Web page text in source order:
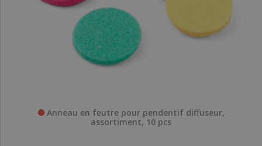
Anneau en feutre pour pendentif diffuseur,
assortiment, 10 pcs